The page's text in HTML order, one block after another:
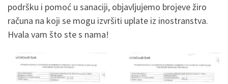
podršku i pomoć u sanaciji, objavljujemo brojeve žiro
računa na koji se mogu izvršiti uplate iz inostranstva.
Hvala vam što ste s nama!